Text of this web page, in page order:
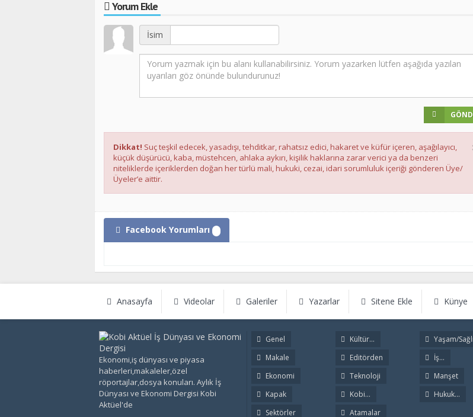
Yorum Ekle
İsim
Dikkat! Suç teşkil edecek, yasadışı, tehditkar, rahatsız edici, hakaret ve küfür içeren, aşağılayıcı,
küçük düşürücü, kaba, müstehcen, ahlaka aykırı, kişilik haklarına zarar verici ya da benzeri
niteliklerde içeriklerden doğan her türlü mali, hukuki, cezai, idari sorumluluk içeriği gönderen Üye/
Üyeler’e aittir.
Facebook Yorumları
Anasayfa Videolar Galeriler Yazarlar Sitene Ekle Künye
Ekonomi,iş dünyası ve piyasa
haberleri,makaleler,özel
röportajlar,dosya konuları. Aylık İş
Dünyası ve Ekonomi Dergisi Kobi
Aktüel'de
Genel
Makale
Ekonomi
Kapak
Sektörler
Kültür...
Editörden
Teknoloji
Kobi...
Atamalar
Yaşam/
İş...
Manşet
Hukuk...